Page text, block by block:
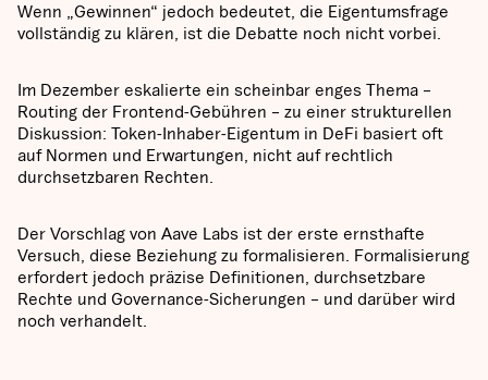
Wenn „Gewinnen“ jedoch bedeutet, die Eigentumsfrage
vollständig zu klären, ist die Debatte noch nicht vorbei.
Im Dezember eskalierte ein scheinbar enges Thema –
Routing der Frontend-Gebühren – zu einer strukturellen
Diskussion: Token-Inhaber-Eigentum in DeFi basiert oft
auf Normen und Erwartungen, nicht auf rechtlich
durchsetzbaren Rechten.
Der Vorschlag von Aave Labs ist der erste ernsthafte
Versuch, diese Beziehung zu formalisieren. Formalisierung
erfordert jedoch präzise Definitionen, durchsetzbare
Rechte und Governance-Sicherungen – und darüber wird
noch verhandelt.